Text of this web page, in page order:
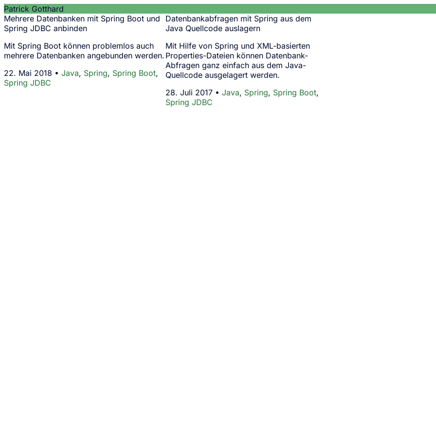
Patrick Gotthard
Mehrere Datenbanken mit Spring Boot und
Spring JDBC anbinden
Mit Spring Boot können problemlos auch
mehrere Datenbanken angebunden werden.
22. Mai 2018 • Java, Spring, Spring Boot,
Spring JDBC
Datenbankabfragen mit Spring aus dem
Java Quellcode auslagern
Mit Hilfe von Spring und XML-basierten
Properties-Dateien können Datenbank-
Abfragen ganz einfach aus dem Java-
Quellcode ausgelagert werden.
28. Juli 2017 • Java, Spring, Spring Boot,
Spring JDBC